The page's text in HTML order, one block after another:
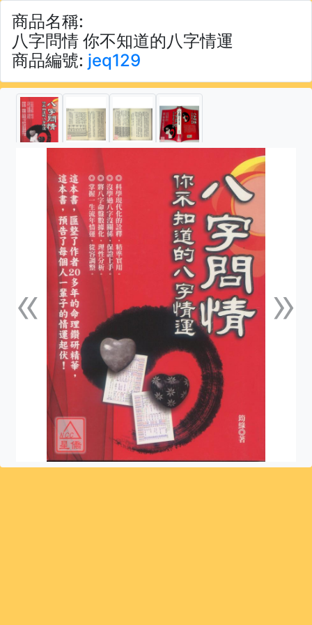
商品名稱:
八字問情 你不知道的八字情運
商品編號: jeq129
«上一張 »下一